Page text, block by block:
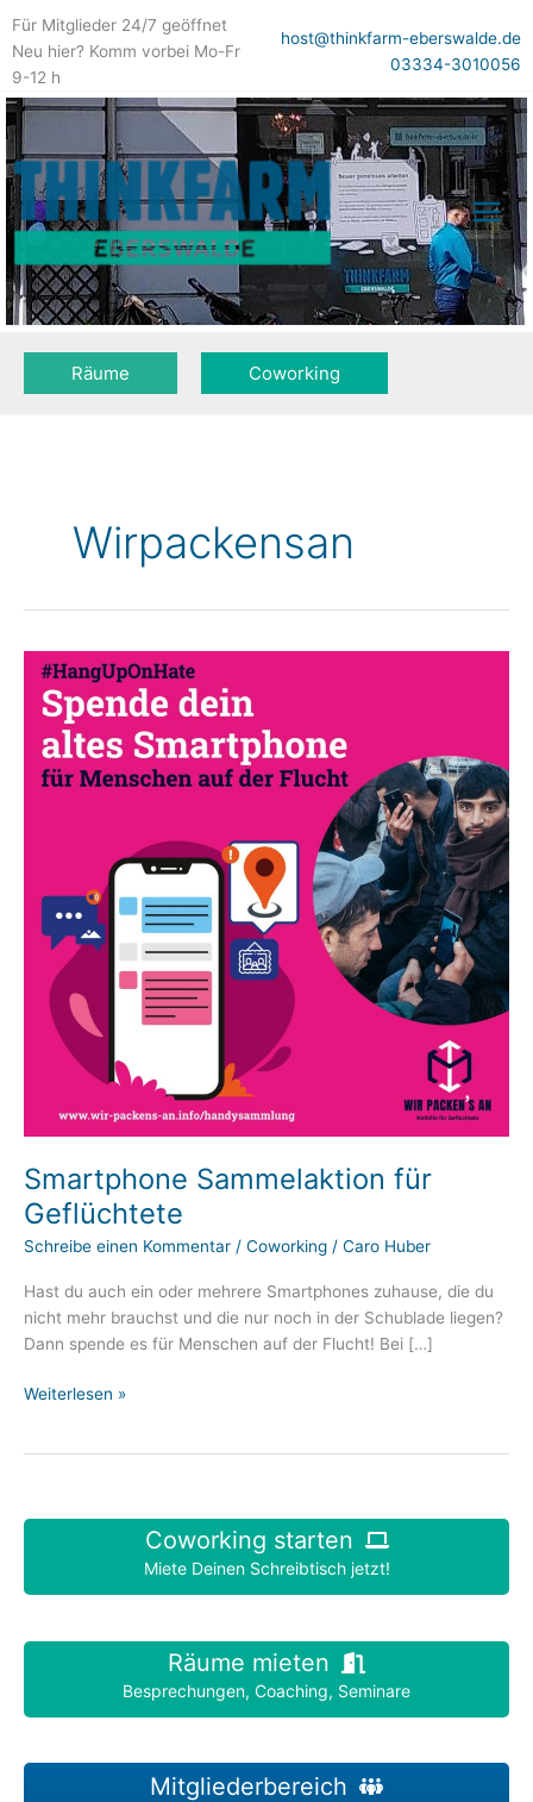
Für Mitglieder 24/7 geöffnet
Neu hier? Komm vorbei Mo-Fr
9-12 h
host@thinkfarm-eberswalde.de
03334-3010056
Räume Coworking
Wirpackensan
Smartphone Sammelaktion für
Geflüchtete
Schreibe einen Kommentar / Coworking / Caro Huber
Hast du auch ein oder mehrere Smartphones zuhause, die du
nicht mehr brauchst und die nur noch in der Schublade liegen?
Dann spende es für Menschen auf der Flucht! Bei […]
Smartphone
Weiterlesen »
Coworking starten
Miete Deinen Schreibtisch jetzt!
Räume mieten
Besprechungen, Coaching, Seminare
Mitgliederbereich